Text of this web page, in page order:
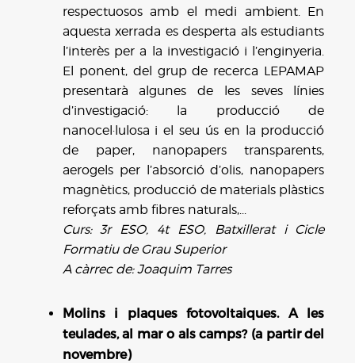
respectuosos amb el medi ambient. En
aquesta xerrada es desperta als estudiants
l’interès per a la investigació i l’enginyeria.
El ponent, del grup de recerca LEPAMAP
presentarà algunes de les seves línies
d’investigació: la producció de
nanocel·lulosa i el seu ús en la producció
de paper, nanopapers transparents,
aerogels per l’absorció d’olis, nanopapers
magnètics, producció de materials plàstics
reforçats amb fibres naturals,...
Curs: 3r ESO, 4t ESO, Batxillerat i Cicle
Formatiu de Grau Superior
A càrrec de: Joaquim Tarres
Molins i plaques fotovoltaiques. A les
teulades, al mar o als camps? (a partir del
novembre)